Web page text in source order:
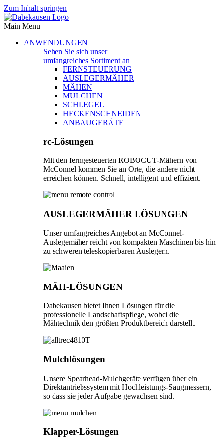
Zum Inhalt springen
Main Menu
ANWENDUNGEN
Sehen Sie sich unser
umfangreiches Sortiment an
FERNSTEUERUNG
AUSLEGERMÄHER
MÄHEN
MULCHEN
SCHLEGEL
HECKENSCHNEIDEN
ANBAUGERÄTE
rc-Lösungen
Mit den ferngesteuerten ROBOCUT-Mähern von
McConnel kommen Sie an Orte, die andere nicht
erreichen können. Schnell, intelligent und effizient.
AUSLEGERMÄHER LÖSUNGEN
Unser umfangreiches Angebot an McConnel-
Auslegemäher reicht von kompakten Maschinen bis hin
zu schweren teleskopierbaren Auslegern.
MÄH-LÖSUNGEN
Dabekausen bietet Ihnen Lösungen für die
professionelle Landschaftspflege, wobei die
Mähtechnik den größten Produktbereich darstellt.
Mulchlösungen
Unsere Spearhead-Mulchgeräte verfügen über ein
Direktantriebssystem mit Hochleistungs-Saugmessern,
so dass sie jeder Aufgabe gewachsen sind.
Klapper-Lösungen